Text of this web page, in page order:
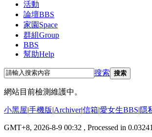
活動
論壇BBS
家園 Space
群組Group
BBS
幫助Help
搜索 搜索
網站目前檢測維護中。
小黑屋|手機版|Archiver|信箱|愛女生BBS|隱
GMT+8, 2026-8-9 00:32 , Processed in